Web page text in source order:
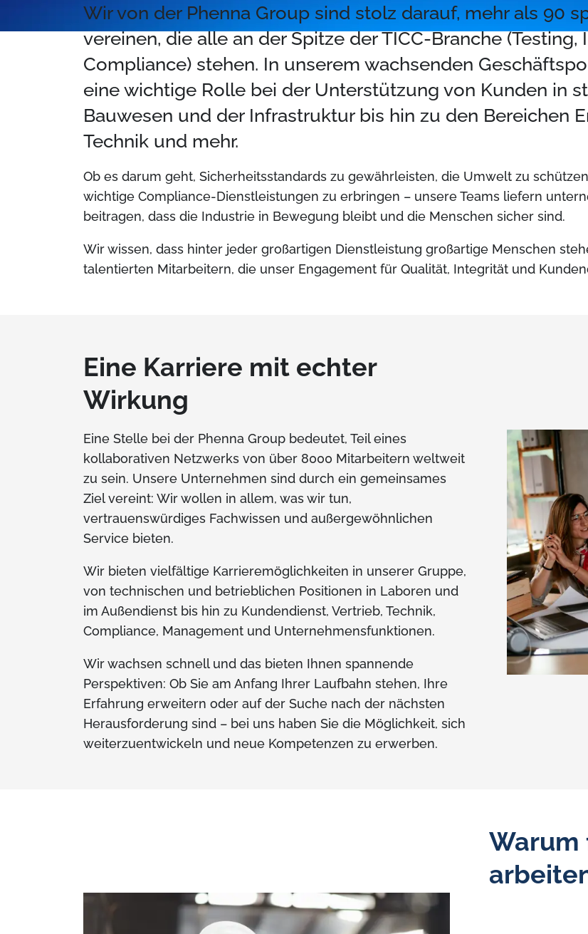
Wir von der Phenna Group sind stolz darauf, mehr als 90
vereinen, die alle an der Spitze der TICC-Branche
Compliance) stehen. In unserem wachsenden
eine wichtige Rolle bei der Unterstützung von Kunden in
Bauwesen und der Infrastruktur bis hin zu den Bereichen
Technik und mehr.
Ob es darum geht, Sicherheitsstandards zu gewährleisten, die Umwelt zu
wichtige Compliance-Dienstleistungen zu erbringen – unsere Teams liefern
beitragen, dass die Industrie in Bewegung bleibt und die Menschen sicher sind.
Wir wissen, dass hinter jeder großartigen Dienstleistung großartige Menschen
talentierten Mitarbeitern, die unser Engagement für Qualität, Integrität und
Eine Karriere mit echter
Wirkung
Eine Stelle bei der Phenna Group bedeutet, Teil eines
kollaborativen Netzwerks von über 8000 Mitarbeitern weltweit
zu sein. Unsere Unternehmen sind durch ein gemeinsames
Ziel vereint: Wir wollen in allem, was wir tun,
vertrauenswürdiges Fachwissen und außergewöhnlichen
Service bieten.
Wir bieten vielfältige Karrieremöglichkeiten in unserer Gruppe,
von technischen und betrieblichen Positionen in Laboren und
im Außendienst bis hin zu Kundendienst, Vertrieb, Technik,
Compliance, Management und Unternehmensfunktionen.
Wir wachsen schnell und das bieten Ihnen spannende
Perspektiven: Ob Sie am Anfang Ihrer Laufbahn stehen, Ihre
Erfahrung erweitern oder auf der Suche nach der nächsten
Herausforderung sind – bei uns haben Sie die Möglichkeit, sich
weiterzuentwickeln und neue Kompetenzen zu erwerben.
Warum